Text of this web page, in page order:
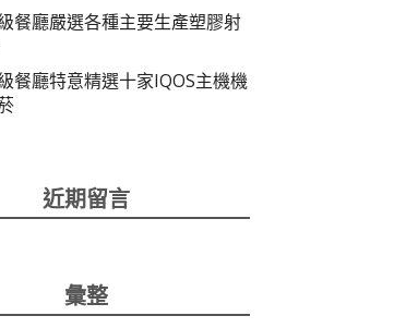
餐廳嚴選各種主要生產塑膠射
餐廳特意精選十家IQOS主機機
近期留言
彙整